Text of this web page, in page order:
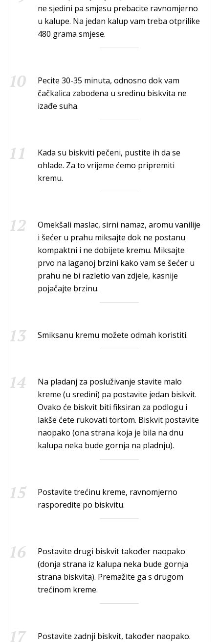
ne sjedini pa smjesu prebacite ravnomjerno
u kalupe. Na jedan kalup vam treba otprilike
480 grama smjese.
Pecite 30-35 minuta, odnosno dok vam
čačkalica zabodena u sredinu biskvita ne
izađe suha.
Kada su biskviti pečeni, pustite ih da se
ohlade. Za to vrijeme ćemo pripremiti
kremu.
Omekšali maslac, sirni namaz, aromu vanilije
i šećer u prahu miksajte dok ne postanu
kompaktni i ne dobijete kremu. Miksajte
prvo na laganoj brzini kako vam se šećer u
prahu ne bi razletio van zdjele, kasnije
pojačajte brzinu.
Smiksanu kremu možete odmah koristiti.
Na pladanj za posluživanje stavite malo
kreme (u sredini) pa postavite jedan biskvit.
Ovako će biskvit biti fiksiran za podlogu i
lakše ćete rukovati tortom. Biskvit postavite
naopako (ona strana koja je bila na dnu
kalupa neka bude gornja na pladnju).
Postavite trećinu kreme, ravnomjerno
rasporedite po biskvitu.
Postavite drugi biskvit također naopako
(donja strana iz kalupa neka bude gornja
strana biskvita). Premažite ga s drugom
trećinom kreme.
Postavite zadnji biskvit, također naopako.